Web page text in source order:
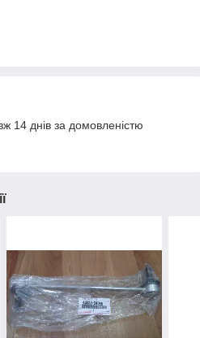
14 днів за домовленістю